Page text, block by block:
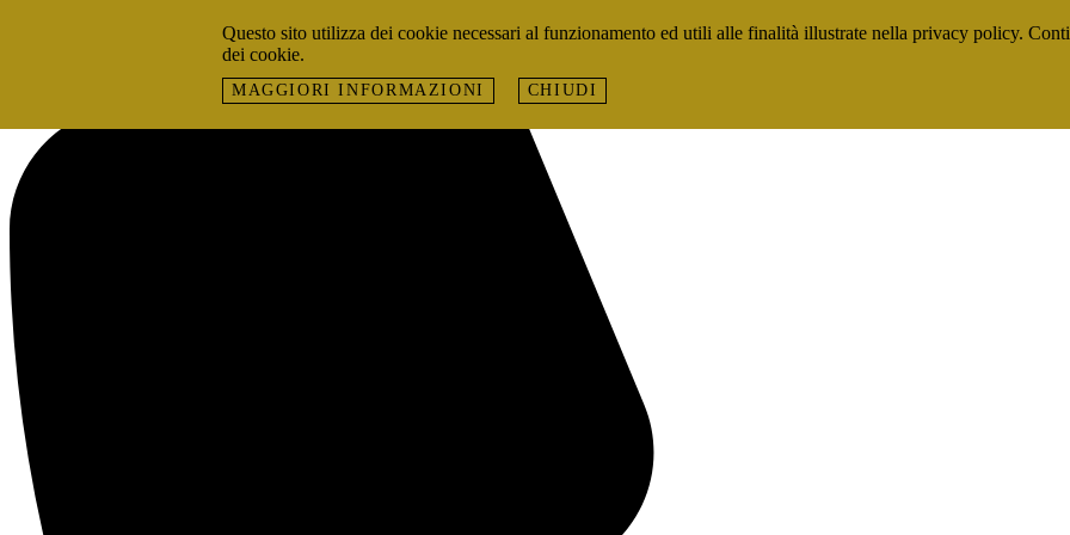
Questo sito utilizza dei cookie necessari al funzionamento ed utili alle finalità illustrate nella privacy policy.
dei cookie.
MAGGIORI INFORMAZIONI CHIUDI